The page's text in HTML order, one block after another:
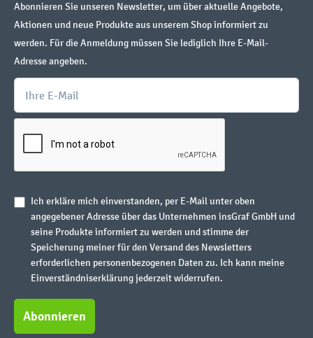
Abonnieren Sie unseren Newsletter, um über aktuelle Angebote,
Aktionen und neue Produkte aus unserem Shop informiert zu
werden. Für die Anmeldung müssen Sie lediglich Ihre E-Mail-
Adresse angeben.
Ich erkläre mich einverstanden, per E-Mail unter oben
angegebener Adresse über das Unternehmen insGraf GmbH und
seine Produkte informiert zu werden und stimme der
Speicherung meiner für den Versand des Newsletters
erforderlichen personenbezogenen Daten zu. Ich kann meine
Einverständniserklärung jederzeit widerrufen.
Abonnieren